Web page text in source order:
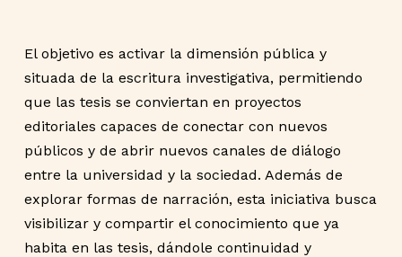
El objetivo es activar la dimensión pública y
situada de la escritura investigativa, permitiendo
que las tesis se conviertan en proyectos
editoriales capaces de conectar con nuevos
públicos y de abrir nuevos canales de diálogo
entre la universidad y la sociedad. Además de
explorar formas de narración, esta iniciativa busca
visibilizar y compartir el conocimiento que ya
habita en las tesis, dándole continuidad y